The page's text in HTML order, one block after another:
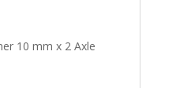
10 mm x 2 Axle